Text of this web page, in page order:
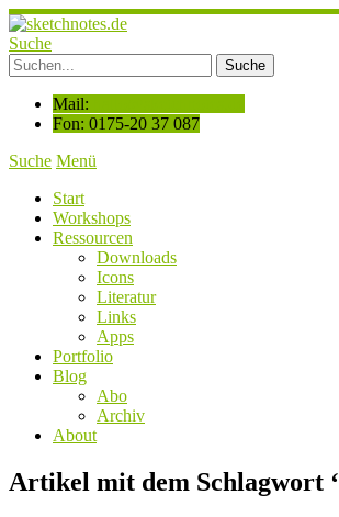
Suche
Mail:
Fon: 0175-20 37 087
Suche Menü
Start
Workshops
Ressourcen
Downloads
Icons
Literatur
Links
Apps
Portfolio
Blog
Abo
Archiv
About
Artikel mit dem Schlagwort ‘